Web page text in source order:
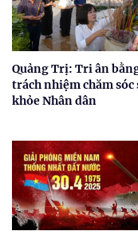
Quảng Trị: Tri ân
trách nhiệm chăm sóc
khỏe Nhân dân